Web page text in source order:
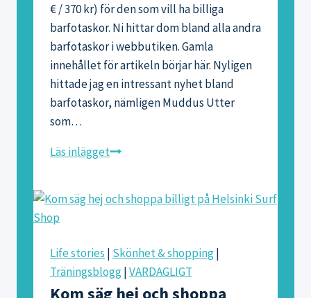
€ / 370 kr) för den som vill ha billiga
barfotaskor. Ni hittar dom bland alla andra
barfotaskor i webbutiken. Gamla
innehållet för artikeln börjar här. Nyligen
hittade jag en intressant nyhet bland
barfotaskor, nämligen Muddus Utter
som…
Läs inläggetBillig
Utter
Life stories | Skönhet & shopping|
Träningsblogg|VARDAGLIGT
Kom säg hej och shoppa